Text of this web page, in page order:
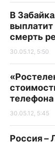
В
выплатит
смерть
30.05.12, 5:50
телефона
30.05.12, 5:45
Россия –